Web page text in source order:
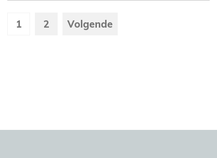
1 2 Volgende